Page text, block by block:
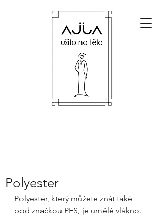
Polyester
Polyester, který můžete znát také
pod značkou PES, je umělé vlákno.